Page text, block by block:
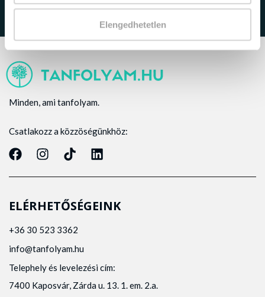
Elengedhetetlen
Minden, ami tanfolyam.
Csatlakozz a közzöségünkhöz:
ELÉRHETŐSÉGEINK
+36 30 523 3362
info@tanfolyam.hu
Telephely és levelezési cím:
7400 Kaposvár, Zárda u. 13. 1. em. 2.a.